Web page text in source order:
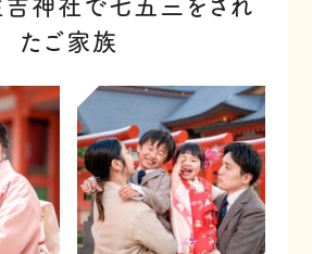
神社で七五三をされ
たご家族